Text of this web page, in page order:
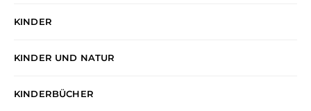
KINDER
KINDER UND NATUR
KINDERBÜCHER